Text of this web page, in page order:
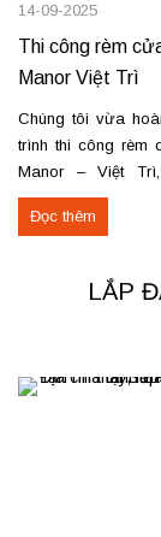
14-09-2025
Thi công rèm
Manor Việt Trì
Chúng tôi vừa
trình thi công rèm
Manor – Việt
không gian sang
nghi cho các căn
Rèm vải thô cao
hình hấp sóng:
Đọc thêm
LẮP